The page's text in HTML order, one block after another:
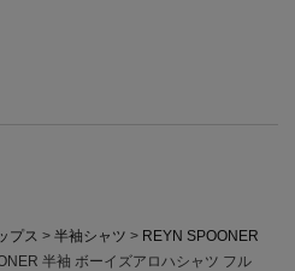
プス 半袖シャツ
REYN SPOONER
半袖 ボーイズアロハシャツ フル